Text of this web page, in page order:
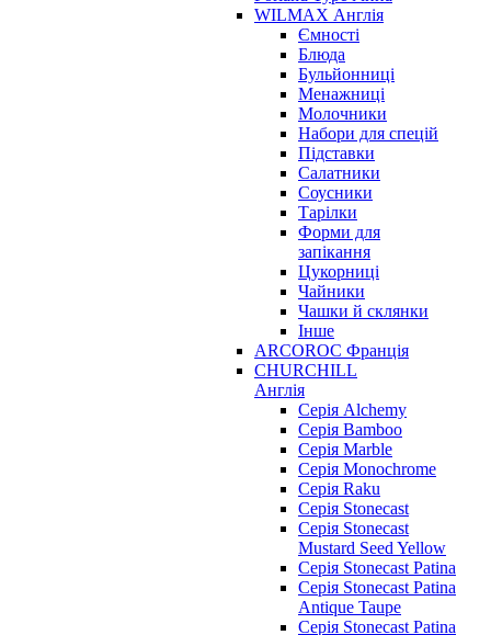
WILMAX Англія
Ємності
Блюда
Бульйонниці
Менажниці
Молочники
Набори для спецій
Підставки
Салатники
Соусники
Тарілки
Форми для
запікання
Цукорниці
Чайники
Чашки й склянки
Інше
ARCOROC Франція
CHURCHILL
Англія
Серія Alchemy
Серія Bamboo
Серія Marble
Серія Monochrome
Серія Raku
Серія Stonecast
Серія Stonecast
Mustard Seed Yellow
Серія Stonecast Patina
Серія Stonecast Patina
Antique Taupe
Серія Stonecast Patina